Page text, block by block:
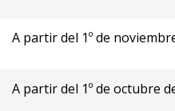
A partir del 1º de
A partir del 1º de octubre